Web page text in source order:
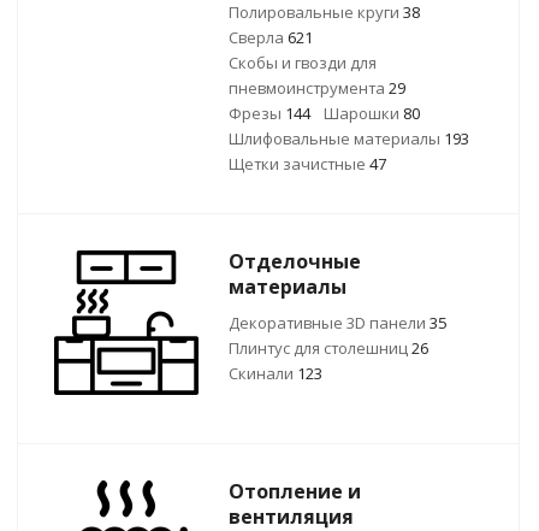
Полировальные круги 38
Сверла 621
Скобы и гвозди для
пневмоинструмента 29
Фрезы 144 Шарошки 80
Шлифовальные материалы 193
Щетки зачистные 47
Отделочные
материалы
Декоративные 3D панели 35
Плинтус для столешниц26
Скинали 123
Отопление и
вентиляция